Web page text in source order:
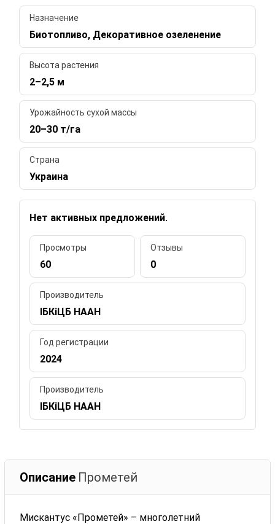
Назначение
Биотопливо, Декоративное озеленение
Высота растения
2–2,5 м
Урожайность сухой массы
20–30 т/га
Страна
Украина
Нет активных предложений.
Просмотры
60
Отзывы
0
Производитель
ІБКіЦБ НААН
Год регистрации
2024
Производитель
ІБКіЦБ НААН
Описание Прометей
Мискантус «Прометей» – многолетний